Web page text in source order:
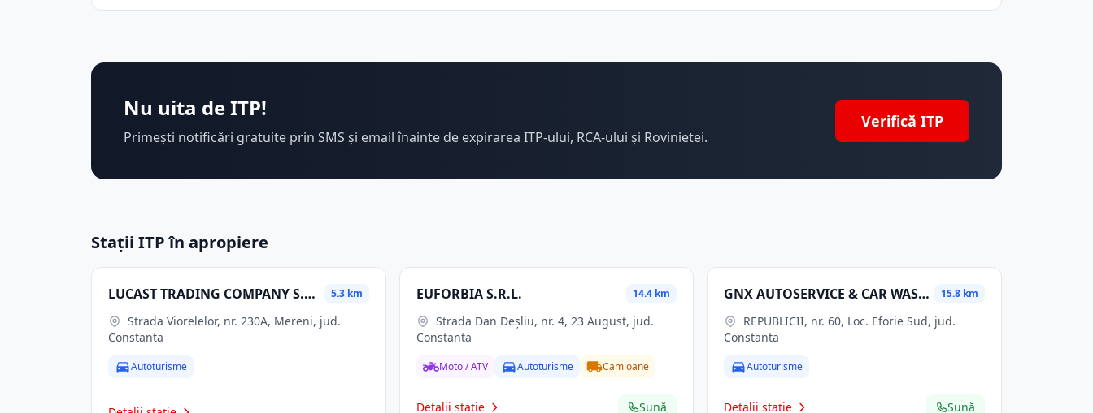
Nu uita de ITP!
Primești notificări gratuite prin SMS și email înainte de expirarea ITP-ului, RCA-ului și Rovinietei.
Verifică ITP
Stații ITP în apropiere
LUCAST TRADING COMPANY S.R.L. 5.3 km
Constanta
Autoturisme
EUFORBIA S.R.L. 14.4 km
Constanta
Moto / ATV Autoturisme Camioane
Detalii stație Sună
GNX AUTOSERVICE & CAR WASH S.R.L. 15.8 km
Constanta
Autoturisme
Detalii stație Sună